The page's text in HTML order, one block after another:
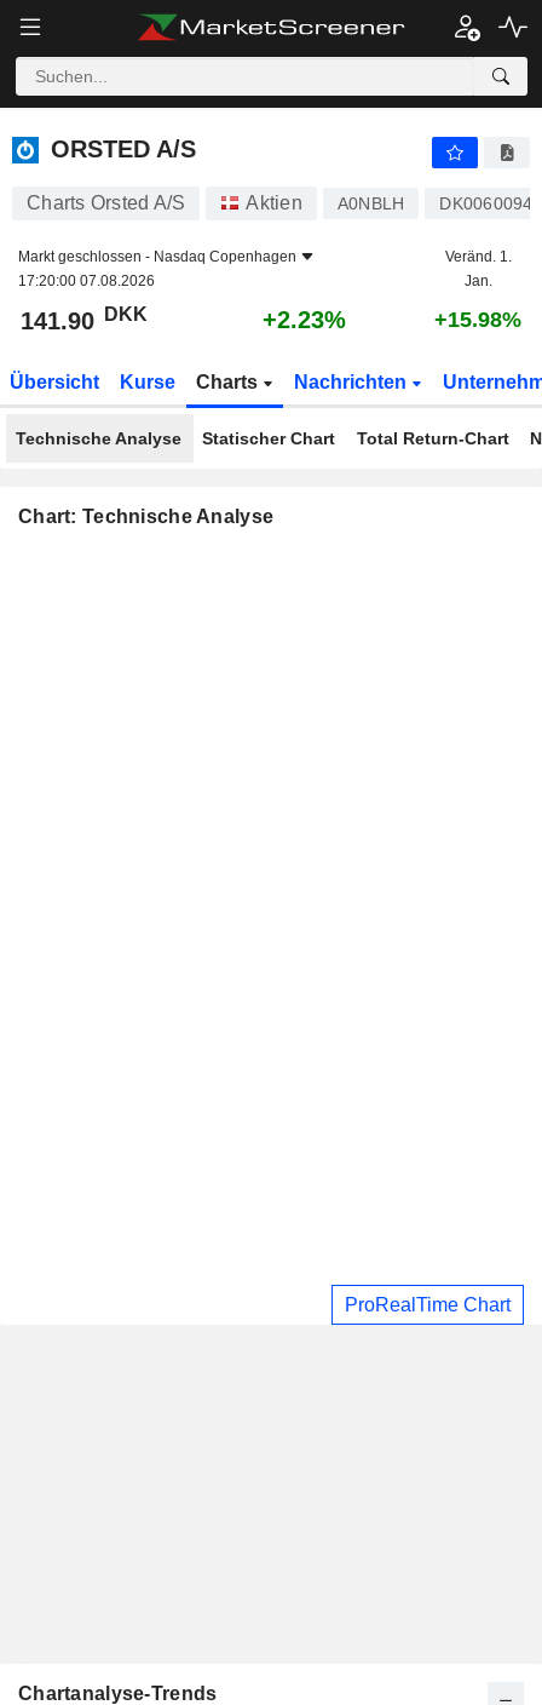
ORSTED A/S +2.23%
ORSTED A/S
Charts Orsted A/S Aktien A0NBLH
Markt geschlossen - Nasdaq Copenhagen
17:20:00 07.08.2026
Veränd. 1.
Jan.
141.90 DKK +2.23% +15.98%
Übersicht Kurse Charts Nachrichten
Technische Analyse Statischer Chart Total Return-Chart
Chart: Technische Analyse
ProRealTime Chart
Chartanalyse-Trends